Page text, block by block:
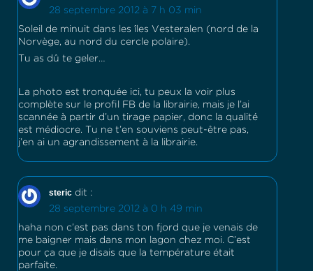
28 septembre 2012 à 7 h 03 min
Soleil de minuit dans les îles Vesteralen (nord de la
Norvège, au nord du cercle polaire).
Tu as dû te geler…
La photo est tronquée ici, tu peux la voir plus
complète sur le profil FB de la librairie, mais je l’ai
scannée à partir d’un tirage papier, donc la qualité
est médiocre. Tu ne t’en souviens peut-être pas,
j’en ai un agrandissement à la librairie.
steric dit :
28 septembre 2012 à 0 h 49 min
haha non c’est pas dans ton fjord que je venais de
me baigner mais dans mon lagon chez moi. C’est
pour ça que je disais que la température était
parfaite.